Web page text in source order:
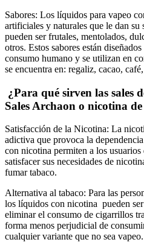
Sabores: Los líquidos para vapeo
artificiales y naturales que le dan su
pueden ser frutales, mentolados,
otros. Estos sabores están
consumo humano y se utilizan en
se encuentra en: regaliz, cacao,
¿Para qué sirven las sales
Sales Archaon o nicotina
Satisfacción de la Nicotina: La
adictiva que provoca la
con nicotina permiten a los
satisfacer sus necesidades de
fumar tabaco.
Alternativa al tabaco: Para las
los líquidos con nicotina pueden
eliminar el consumo de cigarrillos
forma menos perjudicial de
cualquier variante que no sea vapeo.